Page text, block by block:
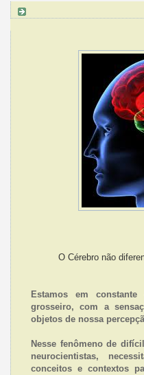
O Cérebro não
Estamos em
grosseiro, com a
objetos de nossa
Nesse fenômeno de
neurocientistas,
conceitos e contextos